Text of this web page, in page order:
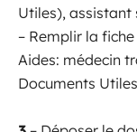
Utiles), assistant
– Remplir la
Aides: médecin
Documents